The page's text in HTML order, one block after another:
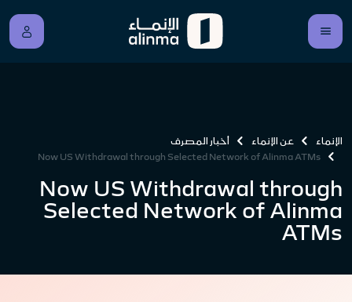
الإنماء عن الإنماء
أخبار المصرف
Now US Withdrawal through Selected Network of Alinma ATMs
Now US Withdrawal through
Selected Network of Alinma
ATMs